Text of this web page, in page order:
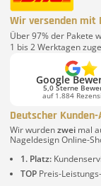
Wir versenden mit
Über 97% der Pakete
1 bis 2 Werktagen
Google
5,0 Sterne
auf 1.884
Deutscher
Wir wurdenzwei mal
Nageldesign Online-
1. Platz:
TOP Preis-